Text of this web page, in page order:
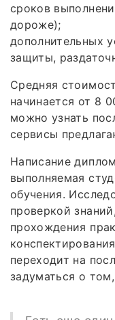
сроков
дороже);
дополнительных
защиты,
Средняя
начинается от 8
можно узнать
сервисы
Написание
выполняемая
обучения.
проверкой
прохождения
переходит на
задуматься о